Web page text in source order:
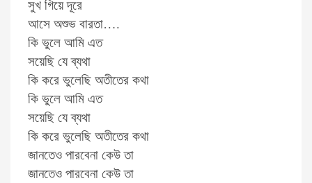
সুখ গিয়ে দূরে
আসে অশুভ বারতা….
কি ভুলে আমি এত
সয়েছি যে ব্যথা
কি করে ভুলেছি অতীতের কথা
কি ভুলে আমি এত
সয়েছি যে ব্যথা
কি করে ভুলেছি অতীতের কথা
জানতেও পারবেনা কেউ তা
জানতেও পারবেনা কেউ তা